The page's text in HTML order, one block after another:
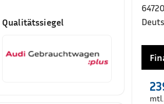
Qualitätssiegel
64720